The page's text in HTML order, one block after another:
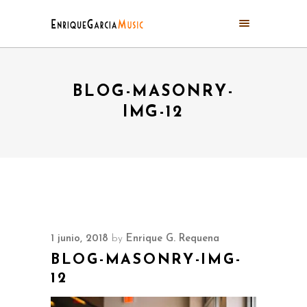
BLOG-MASONRY-
IMG-12
1 junio, 2018 by Enrique G. Requena
BLOG-MASONRY-IMG-
12